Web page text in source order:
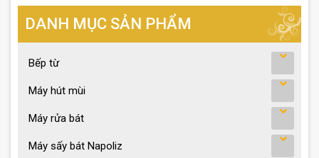
DANH MỤC SẢN PHẨM
Bếp từ
Máy hút mùi
Máy rửa bát
Máy sấy bát Napoliz